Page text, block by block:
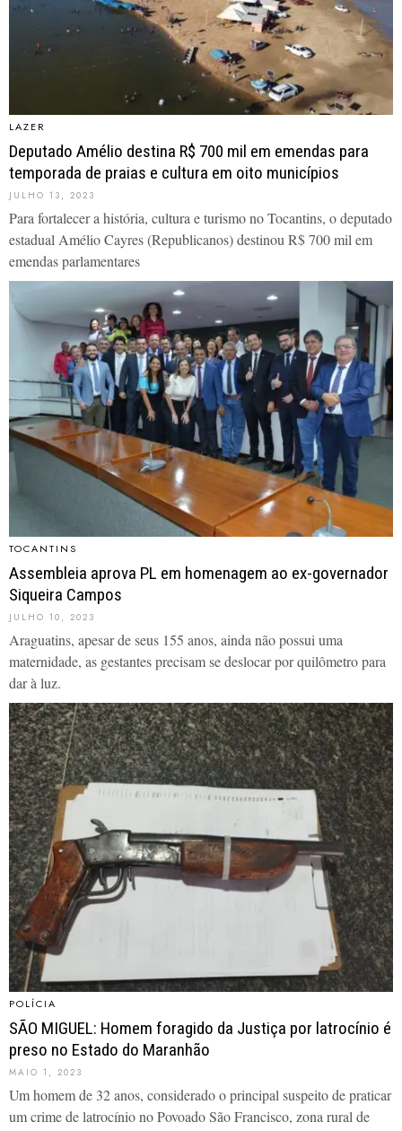
LAZER
Deputado Amélio destina R$ 700 mil em emendas para
temporada de praias e cultura em oito municípios
JULHO 13, 2023
Para fortalecer a história, cultura e turismo no Tocantins, o deputado
estadual Amélio Cayres (Republicanos) destinou R$ 700 mil em
emendas parlamentares
TOCANTINS
Assembleia aprova PL em homenagem ao ex-governador
Siqueira Campos
JULHO 10, 2023
Araguatins, apesar de seus 155 anos, ainda não possui uma
maternidade, as gestantes precisam se deslocar por quilômetro para
dar à luz.
POLÍCIA
SÃO MIGUEL: Homem foragido da Justiça por latrocínio é
preso no Estado do Maranhão
MAIO 1, 2023
Um homem de 32 anos, considerado o principal suspeito de praticar
um crime de latrocínio no Povoado São Francisco, zona rural de